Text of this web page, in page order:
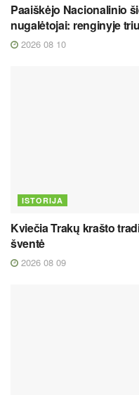
Paaiškėjo Nacionalinio
nugalėtojai: renginyje
2026 08 10
ISTORIJA
Kviečia Trakų krašto
šventė
2026 08 09